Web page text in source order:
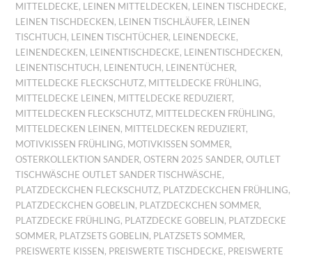
MITTELDECKE, LEINEN MITTELDECKEN , LEINEN TISCHDECKE,
LEINEN TISCHDECKEN , LEINEN TISCHLÄUFER,
LEINEN
TISCHTUCH , LEINEN TISCHTÜCHER, LEINENDECKE,
LEINENDECKEN , LEINENTISCHDECKE, LEINENTISCHDECKEN ,
LEINENTISCHTUCH , LEINENTUCH , LEINENTÜCHER,
MITTELDECKE FLECKSCHUTZ, MITTELDECKE FRÜHLING,
MITTELDECKE LEINEN , MITTELDECKE REDUZIERT,
MITTELDECKEN FLECKSCHUTZ, MITTELDECKEN FRÜHLING,
MITTELDECKEN LEINEN , MITTELDECKEN REDUZIERT,
MOTIVKISSEN FRÜHLING, MOTIVKISSEN SOMMER,
OSTERKOLLEKTION SANDER,OSTERN 2025 SANDER,OUTLET
TISCHWÄSCHE OUTLET SANDER TISCHWÄSCHE,
PLATZDECKCHEN FLECKSCHUTZ, PLATZDECKCHEN FRÜHLING,
PLATZDECKCHEN GOBELIN , PLATZDECKCHEN SOMMER,
PLATZDECKE FRÜHLING, PLATZDECKE GOBELIN , PLATZDECKE
SOMMER, PLATZSETS GOBELIN , PLATZSETS SOMMER,
PREISWERTE KISSEN , PREISWERTE TISCHDECKE, PREISWERTE